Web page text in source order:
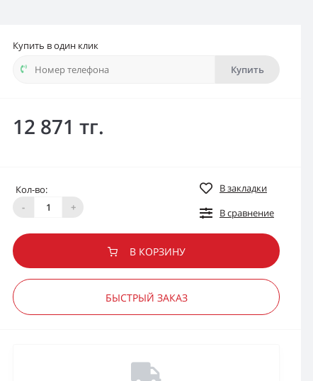
Купить в один клик
Купить
12 871 тг.
Кол-во:
-
+
В закладки
В сравнение
В КОРЗИНУ
БЫСТРЫЙ ЗАКАЗ